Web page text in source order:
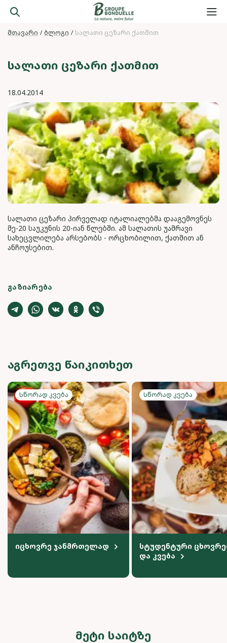
მთავარი ბლოგი სალათი ცეზარი ქათმით
ᲡᲐᲚᲐᲗᲘ ᲪᲔᲖᲐᲠᲘ ᲥᲐᲗᲛᲘᲗ
18.04.2014
სალათი ცეზარი პირველად იტალიალებმა დააგემოვნეს
მე-20 საუკუნის 20-იან წლებში. ამ სალათის უამრავი
სახეცვლილება არსებობს - ორცხობილით, ქათმით ან
ანჩოუსებით.
ᲒᲐᲖᲘᲐᲠᲔᲑᲐ
ᲐᲒᲠᲔᲗᲕᲔ ᲬᲐᲘᲙᲘᲗᲮᲔᲗ
Სწორად კვება
იცხოვრე ჯანმრთელად
Სწორად კვება
სტუდენტური
და კვება
ᲛᲔᲢᲘ ᲡᲐᲘᲢᲖᲔ